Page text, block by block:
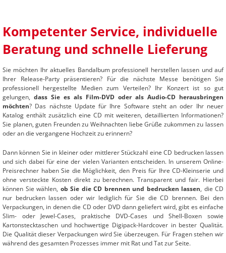
Kompetenter Service, individuelle
Beratung und schnelle Lieferung
Sie möchten Ihr aktuelles Bandalbum professionell herstellen lassen und auf
Ihrer Release-Party präsentieren? Für die nächste Messe benötigen Sie
professionell hergestellte Medien zum Verteilen? Ihr Konzert ist so gut
gelungen, dass Sie es als Film-DVD oder als Audio-CD herausbringen
möchten? Das nächste Update für Ihre Software steht an oder Ihr neuer
Katalog enthält zusätzlich eine CD mit weiteren, detaillierten Informationen?
Sie planen, guten Freunden zu Weihnachten liebe Grüße zukommen zu lassen
oder an die vergangene Hochzeit zu erinnern?
Dann können Sie in kleiner oder mittlerer Stückzahl eine CD bedrucken lassen
und sich dabei für eine der vielen Varianten entscheiden. In unserem Online-
Preisrechner haben Sie die Möglichkeit, den Preis für Ihre CD-Kleinserie und
ohne versteckte Kosten direkt zu berechnen. Transparent und fair. Hierbei
können Sie wählen, ob Sie die CD brennen und bedrucken lassen, die CD
nur bedrucken lassen oder wir lediglich für Sie die CD brennen. Bei den
Verpackungen, in denen die CD oder DVD dann geliefert wird, gibt es einfache
Slim- oder Jewel-Cases, praktische DVD-Cases und Shell-Boxen sowie
Kartonstecktaschen und hochwertige Digipack-Hardcover in bester Qualität.
Die Qualität dieser Verpackungen wird Sie überzeugen. Für Fragen stehen wir
während des gesamten Prozesses immer mit Rat und Tat zur Seite.